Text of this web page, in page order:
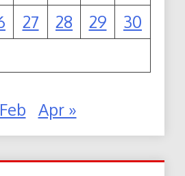
27 28 29
30
Apr »